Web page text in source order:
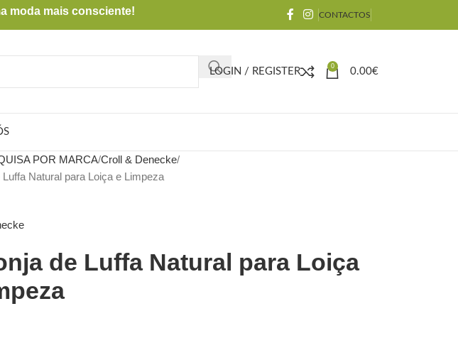
moda mais consciente! CONTACTOS
LOGIN / REGISTER
0
0.00€
POR MARCA Croll & Denecke
Luffa Natural para Loiça e Limpeza
de Luffa Natural para Loiça